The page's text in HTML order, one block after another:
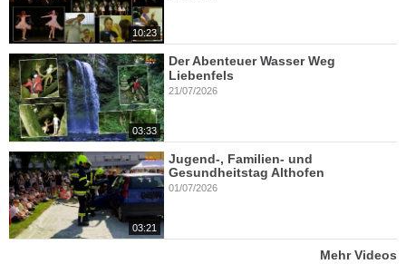
10:23
03:33
Der Abenteuer Wasser Weg
Liebenfels
21/07/2026
03:21
Jugend-, Familien- und
Gesundheitstag Althofen
01/07/2026
Mehr Videos